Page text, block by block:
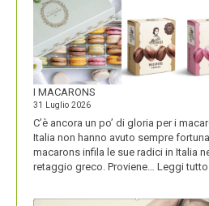
I MACARONS
31 Luglio 2026
C’è ancora un po’ di gloria per i
Italia non hanno avuto sempre
macarons infila le sue radici in Italia
retaggio greco. Proviene… Leggi tutto